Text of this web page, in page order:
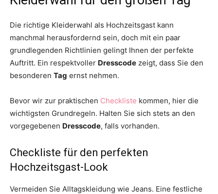
Die richtige Kleiderwahl als Hochzeitsgast kann
manchmal herausfordernd sein, doch mit ein paar
grundlegenden Richtlinien gelingt Ihnen der perfekte
Auftritt. Ein respektvoller Dresscode zeigt, dass Sie den
besonderen Tag ernst nehmen.
Bevor wir zur praktischen Checkliste kommen, hier die
wichtigsten Grundregeln. Halten Sie sich stets an den
vorgegebenen Dresscode, falls vorhanden.
Checkliste für den perfekten
Hochzeitsgast-Look
Vermeiden Sie Alltagskleidung wie Jeans. Eine festliche